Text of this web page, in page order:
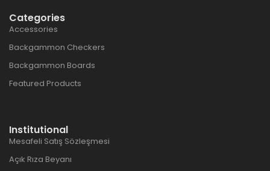
Categories
Accessories
Backgammon Checkers
Backgammon Boards
Featured Products
Institutional
Mesafeli Satış Sözleşmesi
Açık Rıza Beyanı